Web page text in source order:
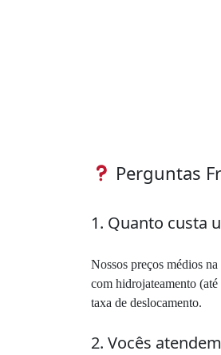
Perguntas
1. Quanto custa
Nossos preços médios
com hidrojateamento
taxa de deslocamento.
2. Vocês